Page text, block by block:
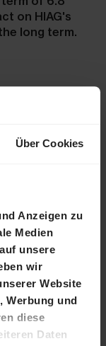
Über Cookies
Anzeigen zu
Medien
unsere
wir
Website
Werbung und
diese
Daten
on HIAG's
long term.
Officer
55 00